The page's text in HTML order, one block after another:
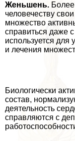
Женьшень.
человечеству
множество
справиться даже
используется для
и лечения
Биологически
состав,
деятельность
справляются с